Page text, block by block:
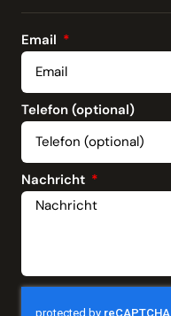
Email
Telefon (optional)
Nachricht